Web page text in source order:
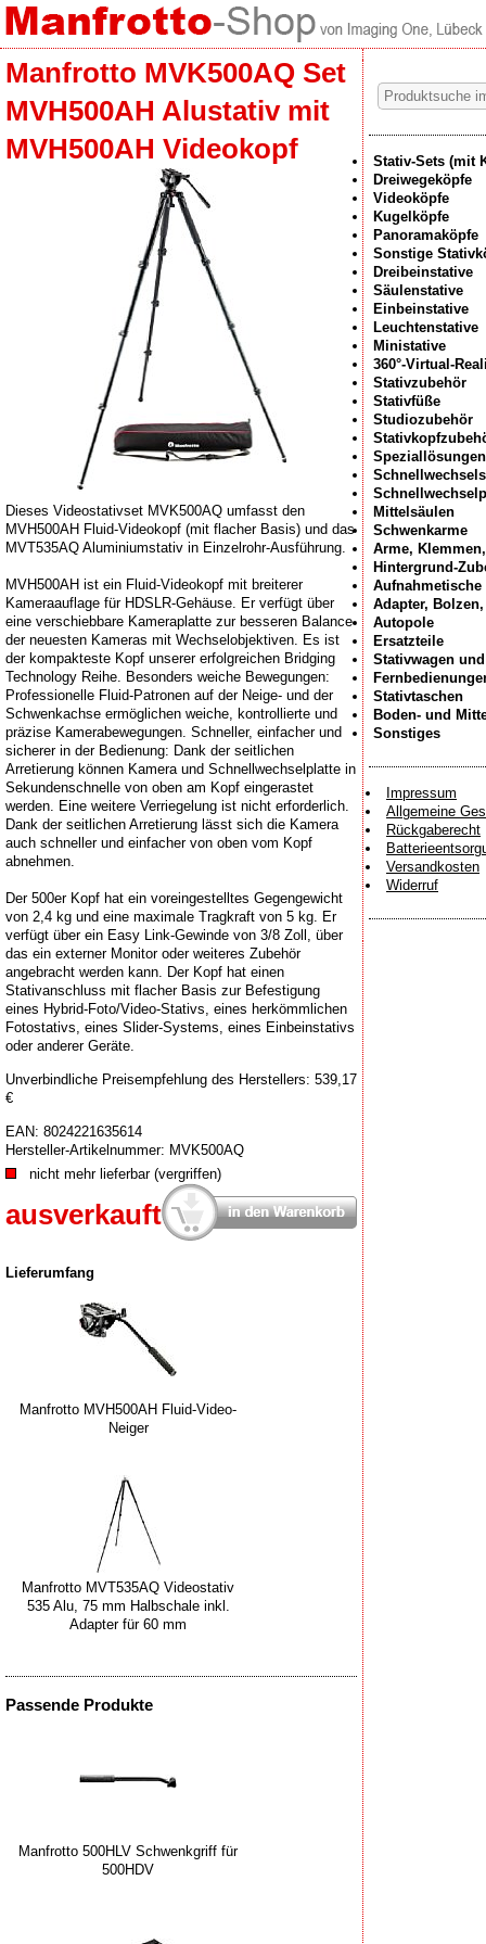
Manfrotto MVK500AQ Set
MVH500AH Alustativ mit
MVH500AH Videokopf
Dieses Videostativset MVK500AQ umfasst den
MVH500AH Fluid-Videokopf (mit flacher Basis) und das
MVT535AQ Aluminiumstativ in Einzelrohr-Ausführung.
MVH500AH ist ein Fluid-Videokopf mit breiterer
Kameraauflage für HDSLR-Gehäuse. Er verfügt über
eine verschiebbare Kameraplatte zur besseren Balance
der neuesten Kameras mit Wechselobjektiven. Es ist
der kompakteste Kopf unserer erfolgreichen Bridging
Technology Reihe. Besonders weiche Bewegungen:
Professionelle Fluid-Patronen auf der Neige- und der
Schwenkachse ermöglichen weiche, kontrollierte und
präzise Kamerabewegungen. Schneller, einfacher und
sicherer in der Bedienung: Dank der seitlichen
Arretierung können Kamera und Schnellwechselplatte in
Sekundenschnelle von oben am Kopf eingerastet
werden. Eine weitere Verriegelung ist nicht erforderlich.
Dank der seitlichen Arretierung lässt sich die Kamera
auch schneller und einfacher von oben vom Kopf
abnehmen.
Der 500er Kopf hat ein voreingestelltes Gegengewicht
von 2,4 kg und eine maximale Tragkraft von 5 kg. Er
verfügt über ein Easy Link-Gewinde von 3/8 Zoll, über
das ein externer Monitor oder weiteres Zubehör
angebracht werden kann. Der Kopf hat einen
Stativanschluss mit flacher Basis zur Befestigung
eines Hybrid-Foto/Video-Stativs, eines herkömmlichen
Fotostativs, eines Slider-Systems, eines Einbeinstativs
oder anderer Geräte.
Unverbindliche Preisempfehlung des Herstellers: 539,17
€
EAN: 8024221635614
Hersteller-Artikelnummer: MVK500AQ
nicht mehr lieferbar (vergriffen)
ausverkauft
Lieferumfang
Manfrotto MVH500AH Fluid-Video-
Neiger
Manfrotto MVT535AQ Videostativ
535 Alu, 75 mm Halbschale inkl.
Adapter für 60 mm
Passende Produkte
Manfrotto 500HLV Schwenkgriff für
500HDV
Stativ-Sets (mit
Dreiwegeköpfe
Videoköpfe
Kugelköpfe
Panoramaköpfe
Sonstige
Dreibeinstative
Säulenstative
Einbeinstative
Leuchtenstative
Ministative
360°-Virtual-
Stativzubehör
Stativfüße
Studiozubehör
Speziallösungen
Mittelsäulen
Schwenkarme
Arme,
Hintergrund-
Aufnahmetische
Adapter,
Autopole
Ersatzteile
Stativwagen
Stativtaschen
Boden- und
Sonstiges
Impressum
Allgemeine
Rückgaberecht
Versandkosten
Widerruf